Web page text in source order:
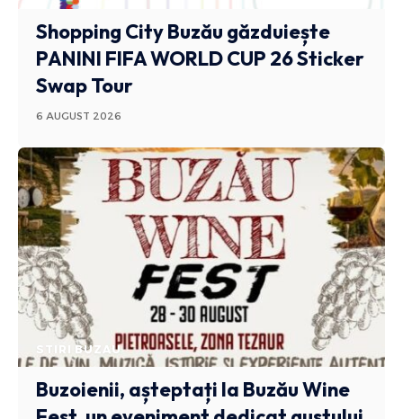
Shopping City Buzău găzduiește
PANINI FIFA WORLD CUP 26 Sticker
Swap Tour
6 AUGUST 2026
STIRI BUZAU
Buzoienii, așteptați la Buzău Wine